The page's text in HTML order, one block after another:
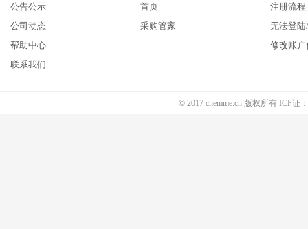
公告公示
公司动态
帮助中心
联系我们
首页
采购管家
注册流程
无法登
修改账户
© 2017 chemme.cn 版权所有 ICP证：